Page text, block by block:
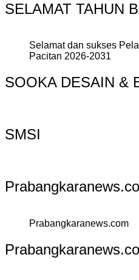
SELAMAT TAHUN
Selamat dan sukses
Pacitan 2026-2031
SOOKA DESAIN &
SMSI
Prabangkaranews.com